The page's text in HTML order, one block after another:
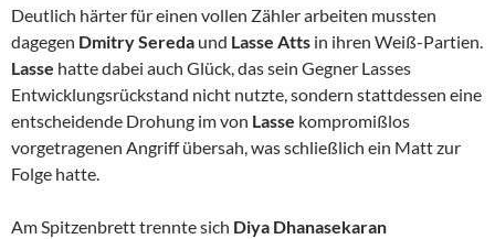
Deutlich härter für einen vollen Zähler arbeiten mussten
dagegen Dmitry Sereda und Lasse Atts in ihren Weiß-Partien.
Lasse hatte dabei auch Glück, das sein Gegner Lasses
Entwicklungsrückstand nicht nutzte, sondern stattdessen eine
entscheidende Drohung im von Lasse kompromißlos
vorgetragenen Angriff übersah, was schließlich ein Matt zur
Folge hatte.
Am Spitzenbrett trennte sich Diya Dhanasekaran